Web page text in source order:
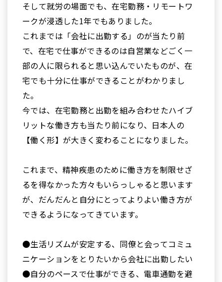
そして就労の場面でも、在宅勤務・リモートワ
ークが浸透した1年でもありました。
これまでは「会社に出勤する」のが当たり前
で、在宅で仕事ができるのは自営業などごく一
部の人に限られると思い込んでいたものが、在
宅でも十分に仕事ができることがわかりまし
た。
今では、在宅勤務と出勤を組み合わせたハイブ
リットな働き方も当たり前になり、日本人の
【働く形】が大きく変わることになりました。
これまで、精神疾患のために働き方を制限せざ
るを得なかった方々もいらっしゃると思います
が、だんだんと自分にとってよりよい働き方が
できるようになってきています。
●生活リズムが安定する、同僚と会ってコミュ
ニケーションをとりたいから会社に出勤したい
●自分のペースで仕事ができる、電車通勤を避